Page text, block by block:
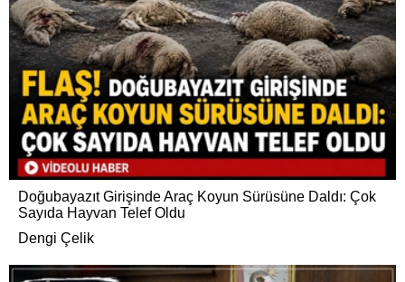
Doğubayazıt Girişinde Araç Koyun Sürüsüne Daldı: Çok
Sayıda Hayvan Telef Oldu
Dengi Çelik